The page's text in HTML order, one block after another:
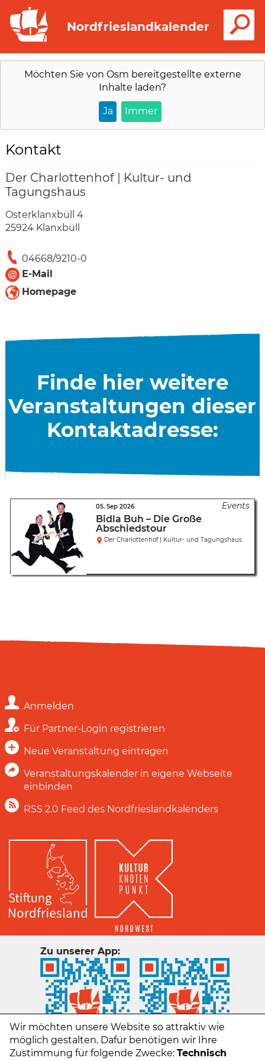
Nordfrieslandkalender
Möchten Sie von Osm bereitgestellte externe
Inhalte laden?
Ja Immer
Osterklanxbüll 4
25924 Klanxbüll
04668/9210-0
E-Mail
Homepage
Der Charlottenhof | Kultur- und
Tagungshaus
Kontakt
Finde hier weitere
Veranstaltungen dieser
Kontaktadresse:
Bidla Buh – Die Große
Abschiedstour
05. Sep 2026
Der Charlottenhof | Kultur- und Tagungshaus
Anmelden
Für Partner-Login registrieren
Neue Veranstaltung eintragen
Veranstaltungskalender in eigene Webseite
einbinden
RSS 2.0 Feed des Nordfrieslandkalenders
Zu unserer App:
Wir möchten unsere Website so attraktiv wie
möglich gestalten. Dafür benötigen wir Ihre
Zustimmung für folgende Zwecke: Technisch